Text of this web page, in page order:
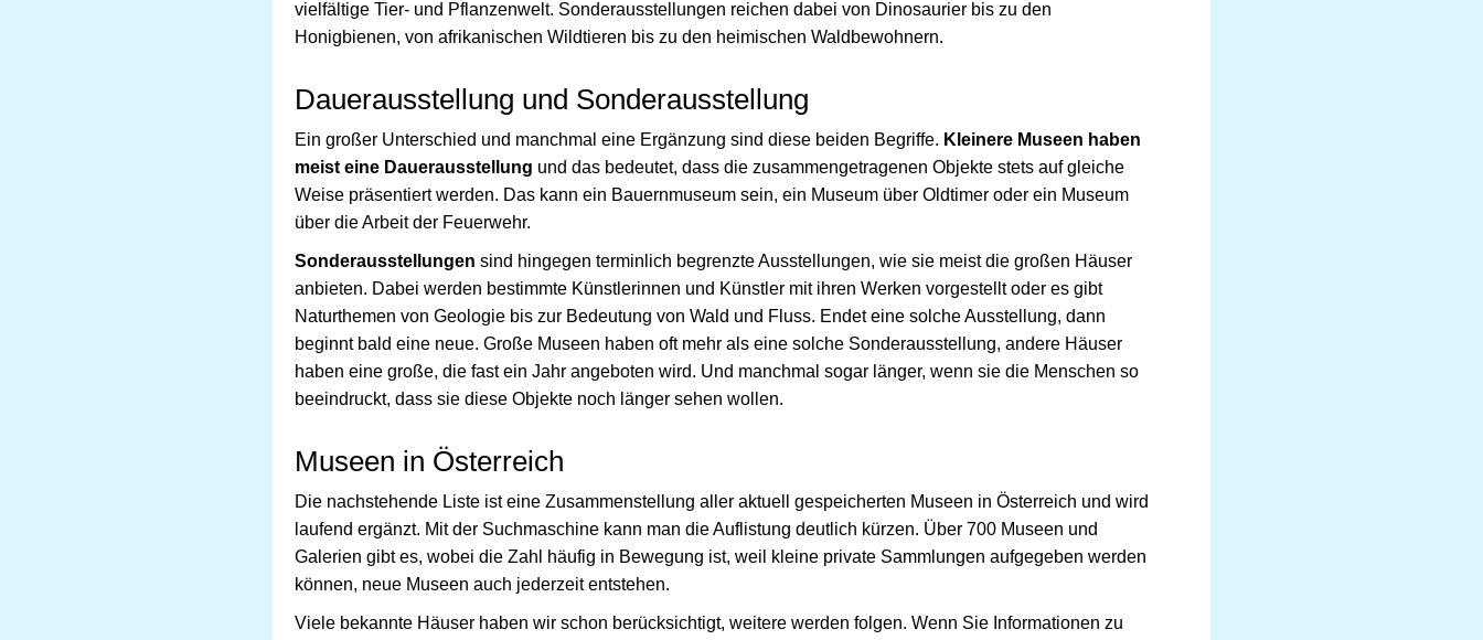
vielfältige Tier- und Pflanzenwelt. Sonderausstellungen reichen dabei von Dinosaurier bis zu den
Honigbienen, von afrikanischen Wildtieren bis zu den heimischen Waldbewohnern.
Dauerausstellung und Sonderausstellung
Ein großer Unterschied und manchmal eine Ergänzung sind diese beiden Begriffe. Kleinere Museen haben
meist eine Dauerausstellung und das bedeutet, dass die zusammengetragenen Objekte stets auf gleiche
Weise präsentiert werden. Das kann ein Bauernmuseum sein, ein Museum über Oldtimer oder ein Museum
über die Arbeit der Feuerwehr.
Sonderausstellungen sind hingegen terminlich begrenzte Ausstellungen, wie sie meist die großen Häuser
anbieten. Dabei werden bestimmte Künstlerinnen und Künstler mit ihren Werken vorgestellt oder es gibt
Naturthemen von Geologie bis zur Bedeutung von Wald und Fluss. Endet eine solche Ausstellung, dann
beginnt bald eine neue. Große Museen haben oft mehr als eine solche Sonderausstellung, andere Häuser
haben eine große, die fast ein Jahr angeboten wird. Und manchmal sogar länger, wenn sie die Menschen so
beeindruckt, dass sie diese Objekte noch länger sehen wollen.
Museen in Österreich
Die nachstehende Liste ist eine Zusammenstellung aller aktuell gespeicherten Museen in Österreich und wird
laufend ergänzt. Mit der Suchmaschine kann man die Auflistung deutlich kürzen. Über 700 Museen und
Galerien gibt es, wobei die Zahl häufig in Bewegung ist, weil kleine private Sammlungen aufgegeben werden
können, neue Museen auch jederzeit entstehen.
Viele bekannte Häuser haben wir schon berücksichtigt, weitere werden folgen. Wenn Sie Informationen zu